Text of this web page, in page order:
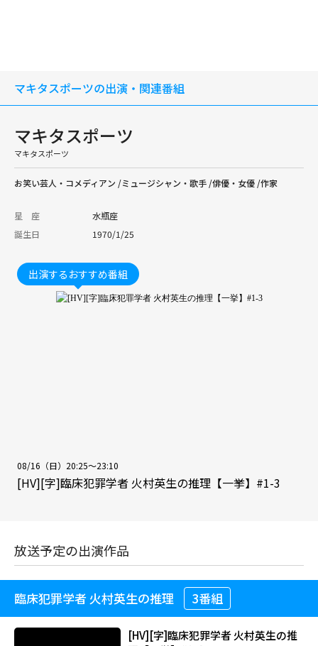
マキタスポーツの出演・関連番組
マキタスポーツ
マキタスポーツ
お笑い芸人・コメディアン /ミュージシャン・歌手 /俳優・女優 /作家
星 座
水瓶座
誕生日
1970/1/25
出演するおすすめ番組
08/16（日）20:25～23:10
[HV][字]臨床犯罪学者 火村英生の推理【一挙】#1-3
放送予定の出演作品
臨床犯罪学者 火村英生の推理 3番組
[HV][字]臨床犯罪学者 火村英生の推